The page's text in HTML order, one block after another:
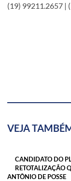
(19) 99211.2657 |
VEJA
CANDIDATO DO
RETOTALIZAÇÃO
ANTÔNIO DE POSSE